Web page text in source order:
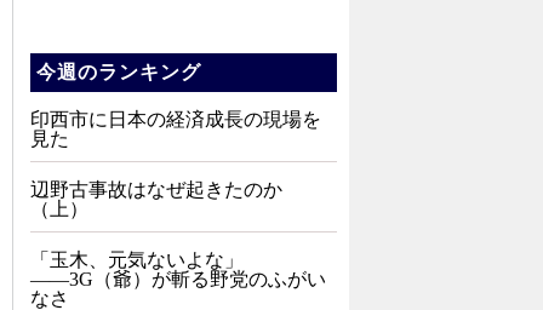
今週のランキング
印西市に日本の経済成長の現場を
見た
辺野古事故はなぜ起きたのか
（上）
「玉木、元気ないよな」
――3G（爺）が斬る野党のふがい
なさ